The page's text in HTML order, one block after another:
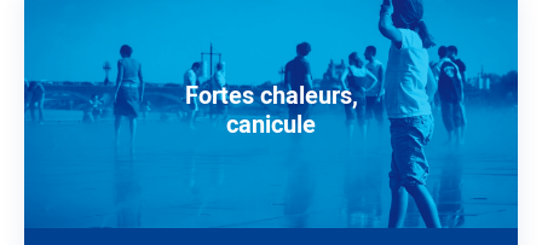
Fortes chaleurs,
canicule